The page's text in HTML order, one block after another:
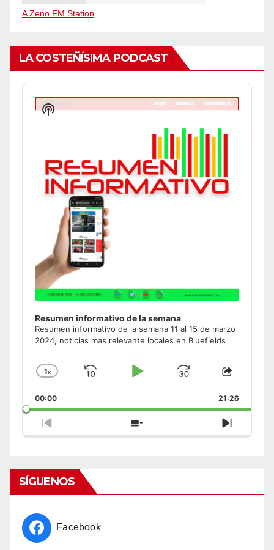
A Zeno.FM Station
LA COSTEÑÍSIMA PODCAST
Audio
Player
Resumen informativo de la semana
Resumen informativo de la semana 11 al 15 de marzo
2024, noticias mas relevante locales en Bluefields
Change
Rate
1x
Skip
Play
Jump
Forward
Share
Episode
00:00 21:26
Previous
Episode
Show
Episodes
Next
Episode
Show
SÍGUENOS
Facebook